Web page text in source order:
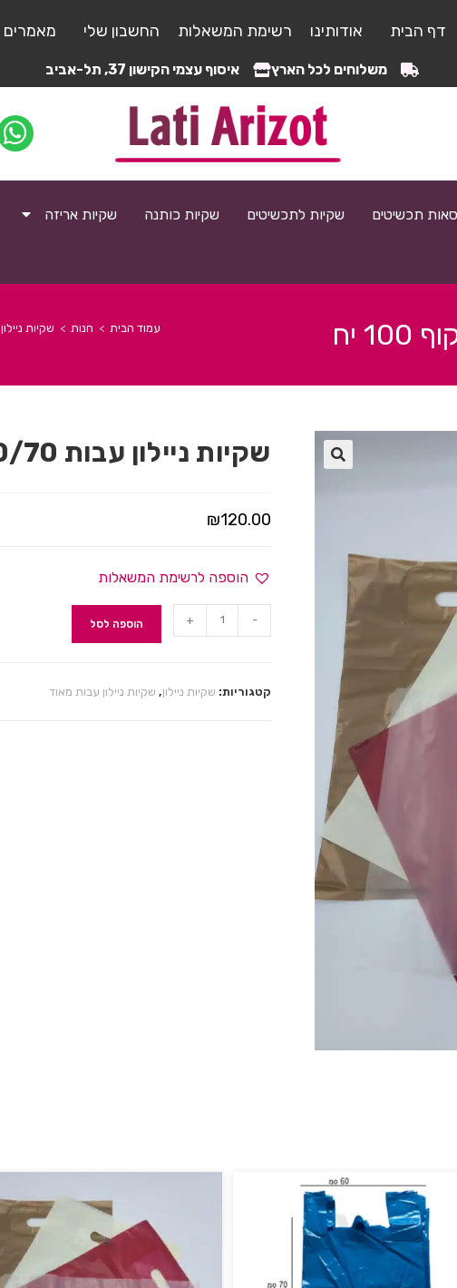
דף הבית אודותינו רשימת המשאלות החשבון שלי מאמרים
משלוחים לכל הארץ איסוף עצמי הקישון 37, תל-אביב
תכשיטים שקיות לתכשיטים שקיות כותנה שקיות אריזה
עמוד הבית > חנות > שקיות ניילון
שקיות ניילון עבות 60/70 שקוף 100 יח
₪120.00
הוספה לרשימת המשאלות
-
+ הוספה לסל
קטגוריות: שקיות ניילון, שקיות ניילון עבות מאוד